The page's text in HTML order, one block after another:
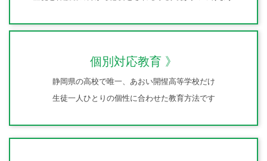
個別対応教育
静岡県の高校で唯一、あおい開惺高等学校だけ
生徒一人ひとりの個性に合わせた教育方法です